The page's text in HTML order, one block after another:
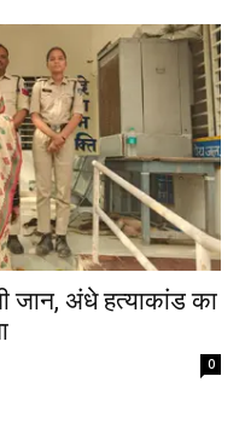
जान, अंधे हत्याकांड का
0